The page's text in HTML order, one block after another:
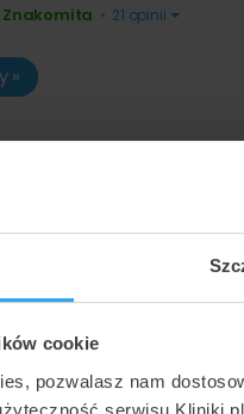
cookie
pozwalasz nam
serwisu
Znakomita • 21 opinii
»
profesjonalni lekarze.
»